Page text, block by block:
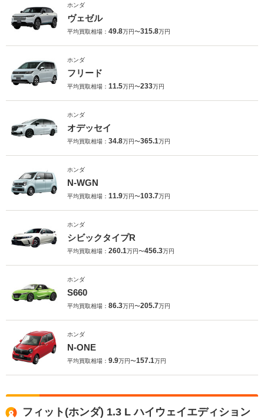
ホンダ
ヴェゼル
平均買取相場： 49.8万円〜315.8万円
ホンダ
フリード
平均買取相場： 11.5万円〜233万円
ホンダ
オデッセイ
平均買取相場： 34.8万円〜365.1万円
ホンダ
N-WGN
平均買取相場： 11.9万円〜103.7万円
ホンダ
シビックタイプR
平均買取相場： 260.1万円〜456.3万円
ホンダ
S660
平均買取相場： 86.3万円〜205.7万円
ホンダ
N-ONE
平均買取相場： 9.9万円〜157.1万円
フィット(ホンダ) 1.3 L ハイウェイエディション